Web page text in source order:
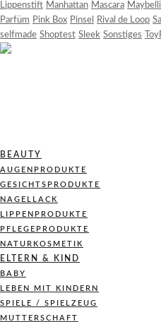
Lippenstift Manhattan Mascara
Parfüm Pink Box Pinsel Rival de Loop
selfmade Shoptest Sleek Sonstiges
BEAUTY
AUGENPRODUKTE
GESICHTSPRODUKTE
NAGELLACK
LIPPENPRODUKTE
PFLEGEPRODUKTE
NATURKOSMETIK
ELTERN & KIND
BABY
LEBEN MIT KINDERN
SPIELE / SPIELZEUG
MUTTERSCHAFT